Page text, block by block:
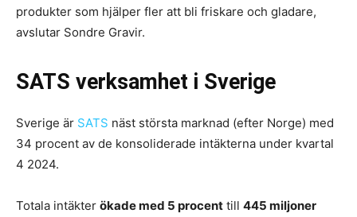
produkter som hjälper fler att bli friskare och gladare,
avslutar Sondre Gravir.
SATS verksamhet i Sverige
Sverige är SATS näst största marknad (efter Norge) med
34 procent av de konsoliderade intäkterna under kvartal
4 2024.
Totala intäkter ökade med 5 procent till 445 miljoner